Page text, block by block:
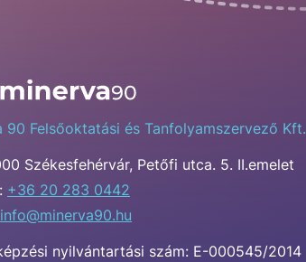
90 Felsőoktatási és Tanfolyamszervező Kft.
Székesfehérvár, Petőfi utca. 5. II.emelet
+36 20 283 0442
info@minerva90.hu
nyilvántartási szám: E-000545/2014